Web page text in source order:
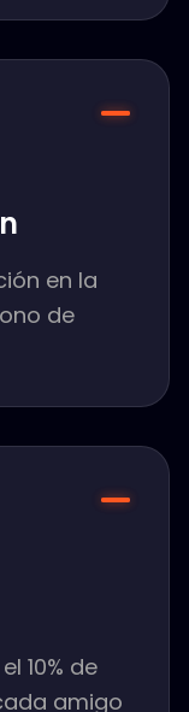
en la
de
10% de
amigo